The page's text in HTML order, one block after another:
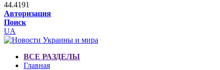
44.4191
Авторизация
Поиск
UA
ВСЕ РАЗДЕЛЫ
Главная